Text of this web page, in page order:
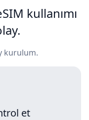
kullanımı
kurulum.
et